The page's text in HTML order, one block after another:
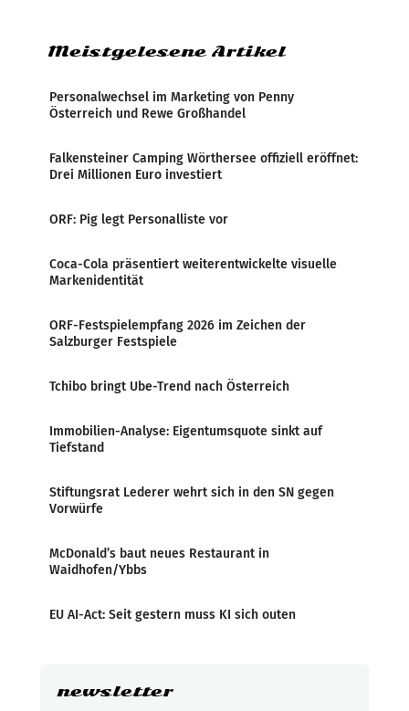
Meistgelesene Artikel
Personalwechsel im Marketing von Penny
Österreich und Rewe Großhandel
Falkensteiner Camping Wörthersee offiziell eröffnet:
Drei Millionen Euro investiert
ORF: Pig legt Personalliste vor
Coca-Cola präsentiert weiterentwickelte visuelle
Markenidentität
ORF-Festspielempfang 2026 im Zeichen der
Salzburger Festspiele
Tchibo bringt Ube-Trend nach Österreich
Immobilien-Analyse: Eigentumsquote sinkt auf
Tiefstand
Stiftungsrat Lederer wehrt sich in den SN gegen
Vorwürfe
McDonald’s baut neues Restaurant in
Waidhofen/Ybbs
EU AI-Act: Seit gestern muss KI sich outen
newsletter